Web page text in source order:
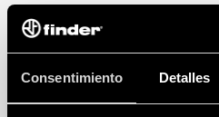
Consentimiento Detalles